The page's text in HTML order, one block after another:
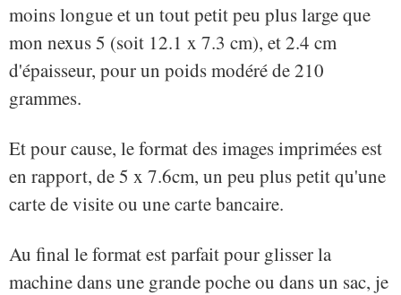
moins longue et un tout petit peu plus large que
mon nexus 5 (soit 12.1 x 7.3 cm), et 2.4 cm
d'épaisseur, pour un poids modéré de 210
grammes.
Et pour cause, le format des images imprimées est
en rapport, de 5 x 7.6cm, un peu plus petit qu'une
carte de visite ou une carte bancaire.
Au final le format est parfait pour glisser la
machine dans une grande poche ou dans un sac, je